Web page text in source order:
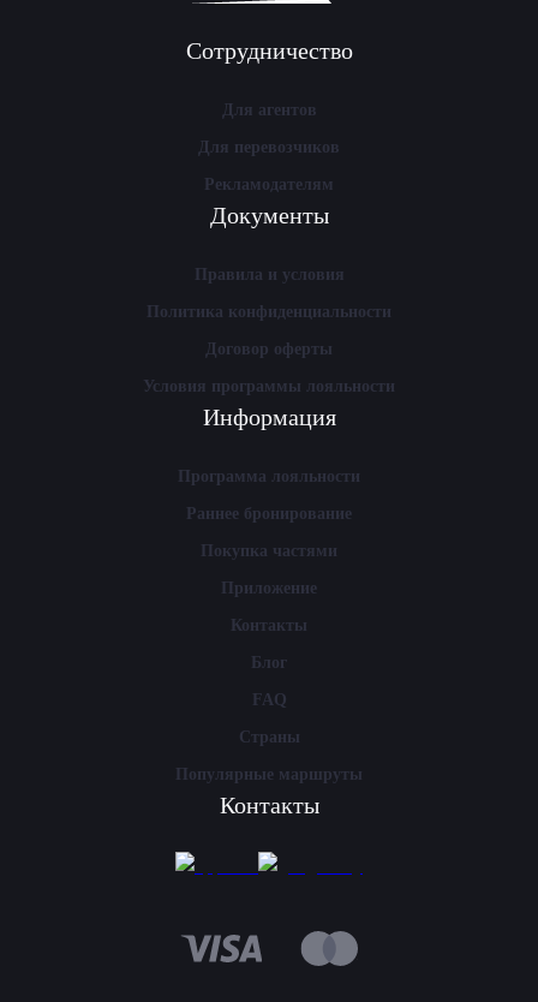
Сотрудничество
Для агентов
Для перевозчиков
Рекламодателям
Документы
Правила и условия
Политика конфиденциальности
Договор оферты
Условия программы лояльности
Информация
Программа лояльности
Раннее бронирование
Покупка частями
Приложение
Контакты
Блог
FAQ
Страны
Популярные маршруты
Контакты